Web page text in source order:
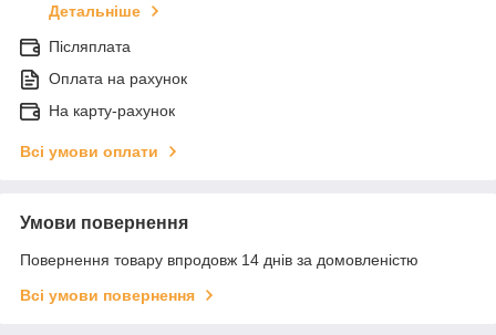
Детальніше
Післяплата
Оплата на рахунок
На карту-рахунок
Всі умови оплати
Умови повернення
Повернення товару впродовж 14 днів за домовленістю
Всі умови повернення